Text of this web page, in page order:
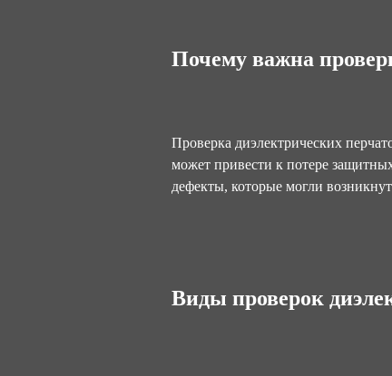
Почему важна
Проверка диэлектрических
может привести к потере
дефекты, которые могли
Виды проверок